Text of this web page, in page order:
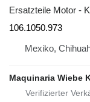
Ersatzteile Motor -
106.1050.973
Mexiko,
Maquinaria Wiebe